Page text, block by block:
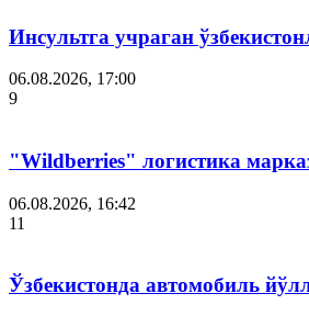
Инсультга учраган
06.08.2026, 17:00
9
"Wildberries" логистика
06.08.2026, 16:42
11
Ўзбекистонда автомобиль